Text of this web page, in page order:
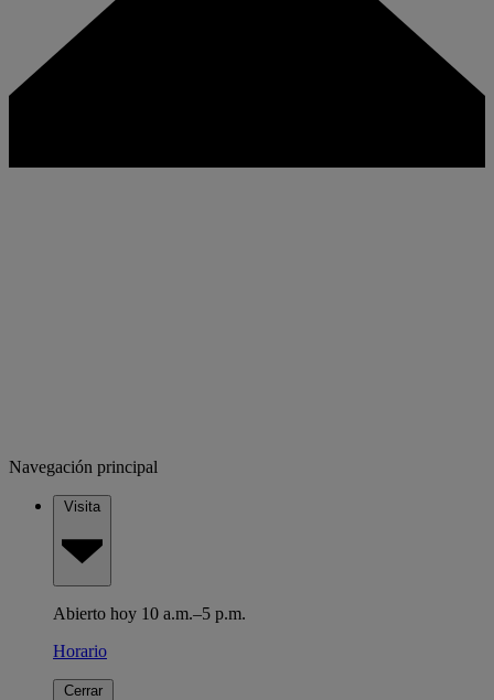
Navegación principal
Visita
Abierto hoy 10 a.m.–5 p.m.
Horario
Cerrar